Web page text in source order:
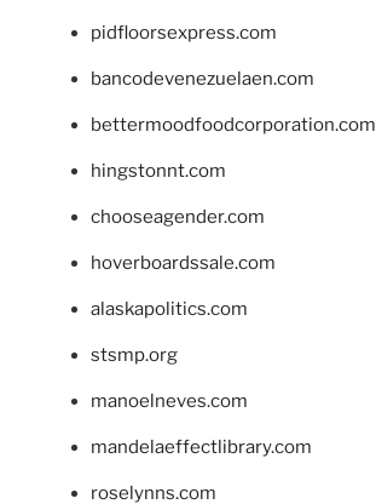
pidfloorsexpress.com
bancodevenezuelaen.com
bettermoodfoodcorporation.com
hingstonnt.com
chooseagender.com
hoverboardssale.com
alaskapolitics.com
stsmp.org
manoelneves.com
mandelaeffectlibrary.com
roselynns.com